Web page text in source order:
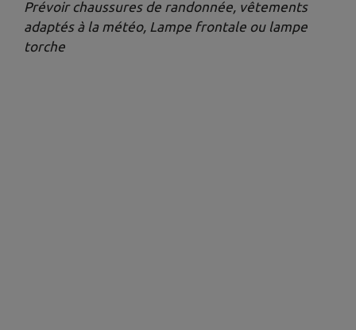
Prévoir chaussures de randonnée, vêtements
adaptés à la météo, Lampe frontale ou lampe
torche